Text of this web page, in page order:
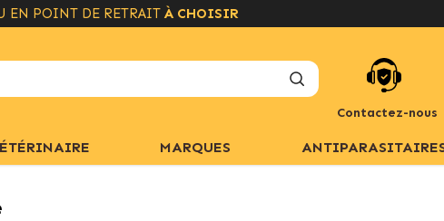
EN POINT DE RETRAIT À CHOISIR
À PARTIR DE 49€+ INFO
Contactez-nous
MARQUES